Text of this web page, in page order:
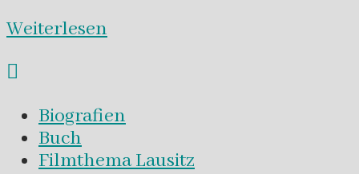
Weiterlesen
Biografien
Buch
Filmthema Lausitz